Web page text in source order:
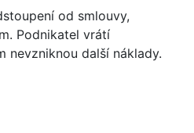
od smlouvy,
Podnikatel vrátí
další náklady.